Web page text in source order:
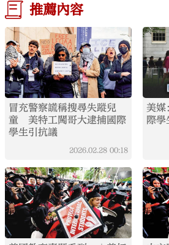
推薦內容
冒充警察謊稱搜尋失蹤兒
童 美特工闖哥大逮捕國際
學生引抗議
2026.02.28 00:18
美媒
際學